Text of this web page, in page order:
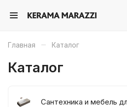
Главная – Каталог
Каталог
Сантехника и мебель